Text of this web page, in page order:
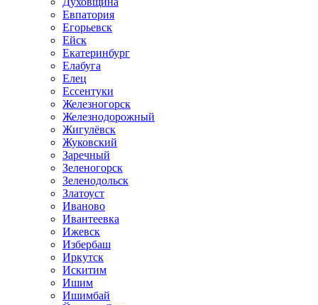
Евпатория
Егорьевск
Ейск
Екатеринбург
Елабуга
Елец
Ессентуки
Железногорск
Железнодорожный
Жигулёвск
Жуковский
Заречный
Зеленогорск
Зеленодольск
Златоуст
Иваново
Ивантеевка
Ижевск
Избербаш
Иркутск
Искитим
Ишим
Ишимбай